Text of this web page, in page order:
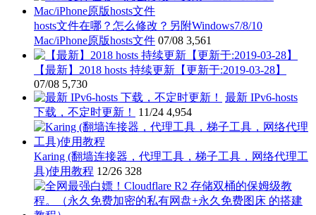
hosts文件在哪？怎么修改？另附Windows7/8/10
Mac/iPhone原版hosts文件 07/08 3,561
【最新】2018 hosts 持续更新【更新于:2019-03-28】
07/08 5,730
最新 IPv6-hosts
下载，不定时更新！
11/24 4,954
Karing (翻墙连接器，代理工具，梯子工具，网络代理工
具)使用教程 12/26 328